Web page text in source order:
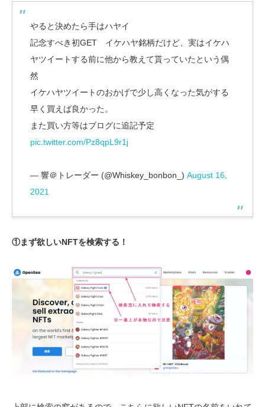
やると決めたら手はハヤイ
記念すべき初GET イケハヤ銘柄だけど、実はイケハ
ヤツイートする前に他から教えて貰っていたという偶
然
イケハヤツイートのおかげで少し高くなった気がする
早く買えば良かった。
また買い方等はブログに追記予定
pic.twitter.com/Pz8qpL9r1j
— 響＠トレーダー (@Whiskey_bonbon_) August 16,
2021
①まず欲しいNFTを検索する！